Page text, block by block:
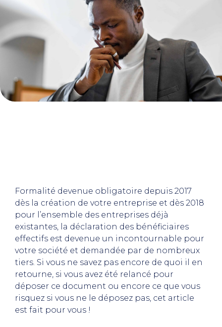
Formalité devenue obligatoire depuis 2017
dès la création de votre entreprise et dès 2018
pour l’ensemble des entreprises déjà
existantes, la déclaration des bénéficiaires
effectifs est devenue un incontournable pour
votre société et demandée par de nombreux
tiers. Si vous ne savez pas encore de quoi il en
retourne, si vous avez été relancé pour
déposer ce document ou encore ce que vous
risquez si vous ne le déposez pas, cet article
est fait pour vous !